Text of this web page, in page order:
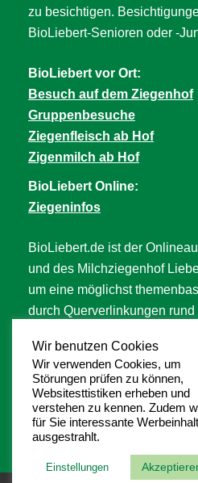
zu besichtigen.
BioLiebert-Senioren oder -
BioLiebert vor Ort:
Besuch auf dem Ziegenhof
Gruppenbesuche
Ziegenfleisch ab Hof
Zigenmilch ab Hof
BioLiebert Online:
Ziegeninfos
BioLiebert.de ist der
und des Milchziegenhof
um eine möglichst
durch Querverlinkungen
Allgemeinen, Ziegenfleisch,
Landwirtschaft, Tierwohl
An der Seite wird langsam
Hingabe gearbeitet. ❥
Wir benutzen Cookies
Wir verwenden Cookies, um
Störungen prüfen zu können,
Websitesttistiken erheben und
verstehen zu kennen. Zudem
für Sie interessante
ausgestrahlt.
Einstellungen